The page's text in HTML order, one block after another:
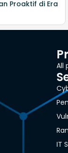
Proaktif di Era
All
IT